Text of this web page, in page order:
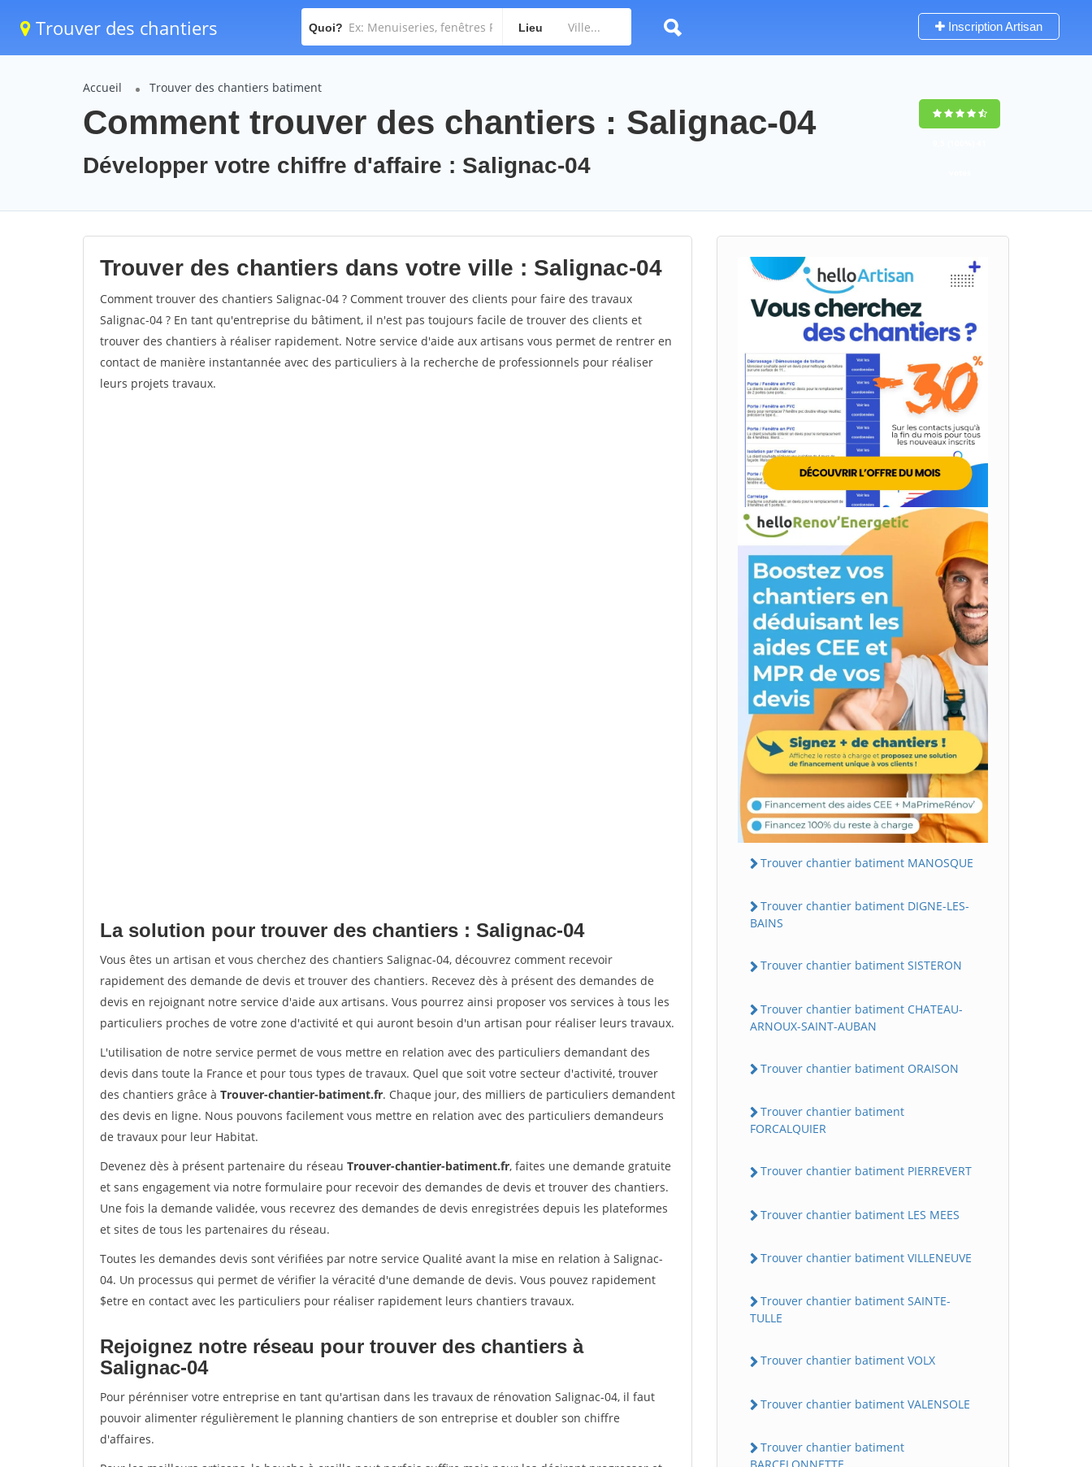
Trouver des chantiers Quoi? Lieu Inscription Artisan
Accueil Trouver des chantiers batiment
Comment trouver des chantiers : Salignac-04
Développer votre chiffre d'affaire : Salignac-04
Trouver des chantiers dans votre ville : Salignac-04
Comment trouver des chantiers Salignac-04 ? Comment trouver des clients pour faire des travaux
Salignac-04 ? En tant qu'entreprise du bâtiment, il n'est pas toujours facile de trouver des clients et
trouver des chantiers à réaliser rapidement. Notre service d'aide aux artisans vous permet de rentrer en
contact de manière instantannée avec des particuliers à la recherche de professionnels pour réaliser
leurs projets travaux.
La solution pour trouver des chantiers : Salignac-04
Vous êtes un artisan et vous cherchez des chantiers Salignac-04, découvrez comment recevoir
rapidement des demande de devis et trouver des chantiers. Recevez dès à présent des demandes de
devis en rejoignant notre service d'aide aux artisans. Vous pourrez ainsi proposer vos services à tous les
particuliers proches de votre zone d'activité et qui auront besoin d'un artisan pour réaliser leurs travaux.
L'utilisation de notre service permet de vous mettre en relation avec des particuliers demandant des
devis dans toute la France et pour tous types de travaux. Quel que soit votre secteur d'activité, trouver
des chantiers grâce à Trouver-chantier-batiment.fr. Chaque jour, des milliers de particuliers demandent
des devis en ligne. Nous pouvons facilement vous mettre en relation avec des particuliers demandeurs
de travaux pour leur Habitat.
Devenez dès à présent partenaire du réseau Trouver-chantier-batiment.fr, faites une demande gratuite
et sans engagement via notre formulaire pour recevoir des demandes de devis et trouver des chantiers.
Une fois la demande validée, vous recevrez des demandes de devis enregistrées depuis les plateformes
et sites de tous les partenaires du réseau.
Toutes les demandes devis sont vérifiées par notre service Qualité avant la mise en relation à Salignac-
04. Un processus qui permet de vérifier la véracité d'une demande de devis. Vous pouvez rapidement
$etre en contact avec les particuliers pour réaliser rapidement leurs chantiers travaux.
Rejoignez notre réseau pour trouver des chantiers à
Salignac-04
Pour pérénniser votre entreprise en tant qu'artisan dans les travaux de rénovation Salignac-04, il faut
pouvoir alimenter régulièrement le planning chantiers de son entreprise et doubler son chiffre
d'affaires.
Trouver chantier batiment MANOSQUE
Trouver chantier batiment DIGNE-LES-
BAINS
Trouver chantier batiment SISTERON
Trouver chantier batiment CHATEAU-
ARNOUX-SAINT-AUBAN
Trouver chantier batiment ORAISON
Trouver chantier batiment
FORCALQUIER
Trouver chantier batiment PIERREVERT
Trouver chantier batiment LES MEES
Trouver chantier batiment VILLENEUVE
Trouver chantier batiment SAINTE-
TULLE
Trouver chantier batiment VOLX
Trouver chantier batiment VALENSOLE
Trouver chantier batiment